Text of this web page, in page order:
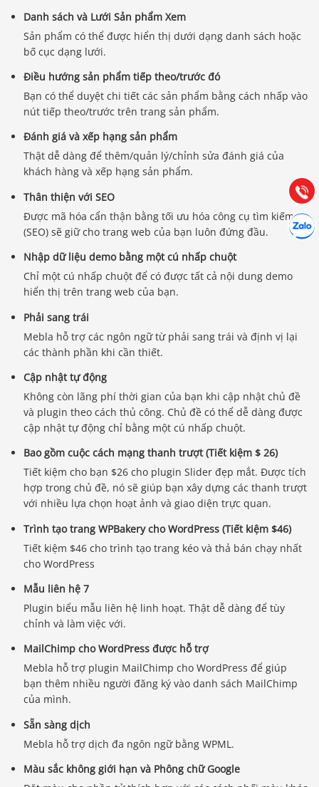
Danh sách và Lưới Sản phẩm Xem
Sản phẩm có thể được hiển thị dưới dạng danh sách hoặc
bố cục dạng lưới.
Điều hướng sản phẩm tiếp theo/trước đó
Bạn có thể duyệt chi tiết các sản phẩm bằng cách nhấp vào
nút tiếp theo/trước trên trang sản phẩm.
Đánh giá và xếp hạng sản phẩm
Thật dễ dàng để thêm/quản lý/chỉnh sửa đánh giá của
khách hàng và xếp hạng sản phẩm.
Thân thiện với SEO
Được mã hóa cẩn thận bằng tối ưu hóa công cụ tìm kiếm
(SEO) sẽ giữ cho trang web của bạn luôn đứng đầu.
Nhập dữ liệu demo bằng một cú nhấp chuột
Chỉ một cú nhấp chuột để có được tất cả nội dung demo
hiển thị trên trang web của bạn.
Phải sang trái
Mebla hỗ trợ các ngôn ngữ từ phải sang trái và định vị lại
các thành phần khi cần thiết.
Cập nhật tự động
Không còn lãng phí thời gian của bạn khi cập nhật chủ đề
và plugin theo cách thủ công. Chủ đề có thể dễ dàng được
cập nhật tự động chỉ bằng một cú nhấp chuột.
Bao gồm cuộc cách mạng thanh trượt (Tiết kiệm $ 26)
Tiết kiệm cho bạn $26 cho plugin Slider đẹp mắt. Được tích
hợp trong chủ đề, nó sẽ giúp bạn xây dựng các thanh trượt
với nhiều lựa chọn hoạt ảnh và giao diện trực quan.
Trình tạo trang WPBakery cho WordPress (Tiết kiệm $46)
Tiết kiệm $46 cho trình tạo trang kéo và thả bán chạy nhất
cho WordPress
Mẫu liên hệ 7
Plugin biểu mẫu liên hệ linh hoạt. Thật dễ dàng để tùy
chỉnh và làm việc với.
MailChimp cho WordPress được hỗ trợ
Mebla hỗ trợ plugin MailChimp cho WordPress để giúp
bạn thêm nhiều người đăng ký vào danh sách MailChimp
của mình.
Sẵn sàng dịch
Mebla hỗ trợ dịch đa ngôn ngữ bằng WPML.
Màu sắc không giới hạn và Phông chữ Google
Gọi
Báo giá & Đặt hàng:
Hướng dẫn & Hỗ trợ:
(028) 22.166.144
Chát
Hợp tác